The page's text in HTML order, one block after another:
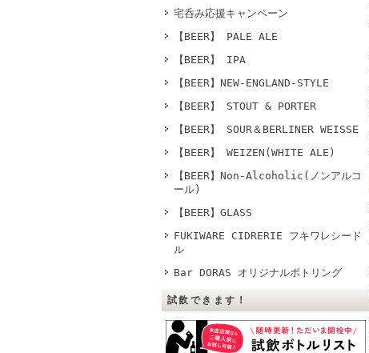
宅呑み応援キャンペーン
【BEER】 PALE ALE
【BEER】 IPA
【BEER】NEW-ENGLAND-STYLE
【BEER】 STOUT & PORTER
【BEER】 SOUR＆BERLINER WEISSE
【BEER】 WEIZEN(WHITE ALE)
【BEER】Non-Alcoholic(ノンアルコ
ール)
【BEER】GLASS
FUKIWARE CIDRERIE フキワレシード
ル
Bar DORAS オリジナルボトリング
試飲できます！